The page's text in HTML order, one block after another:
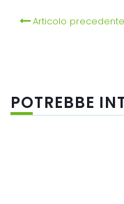
Articolo precedente
POTREBBE